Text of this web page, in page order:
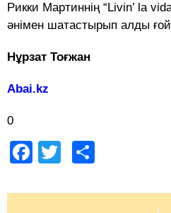
Рикки Мартиннің “Livin’ la
әнімен шатастырып алды
Нұрзат Тоғжан
Abai.kz
0
Facebook
Twitter